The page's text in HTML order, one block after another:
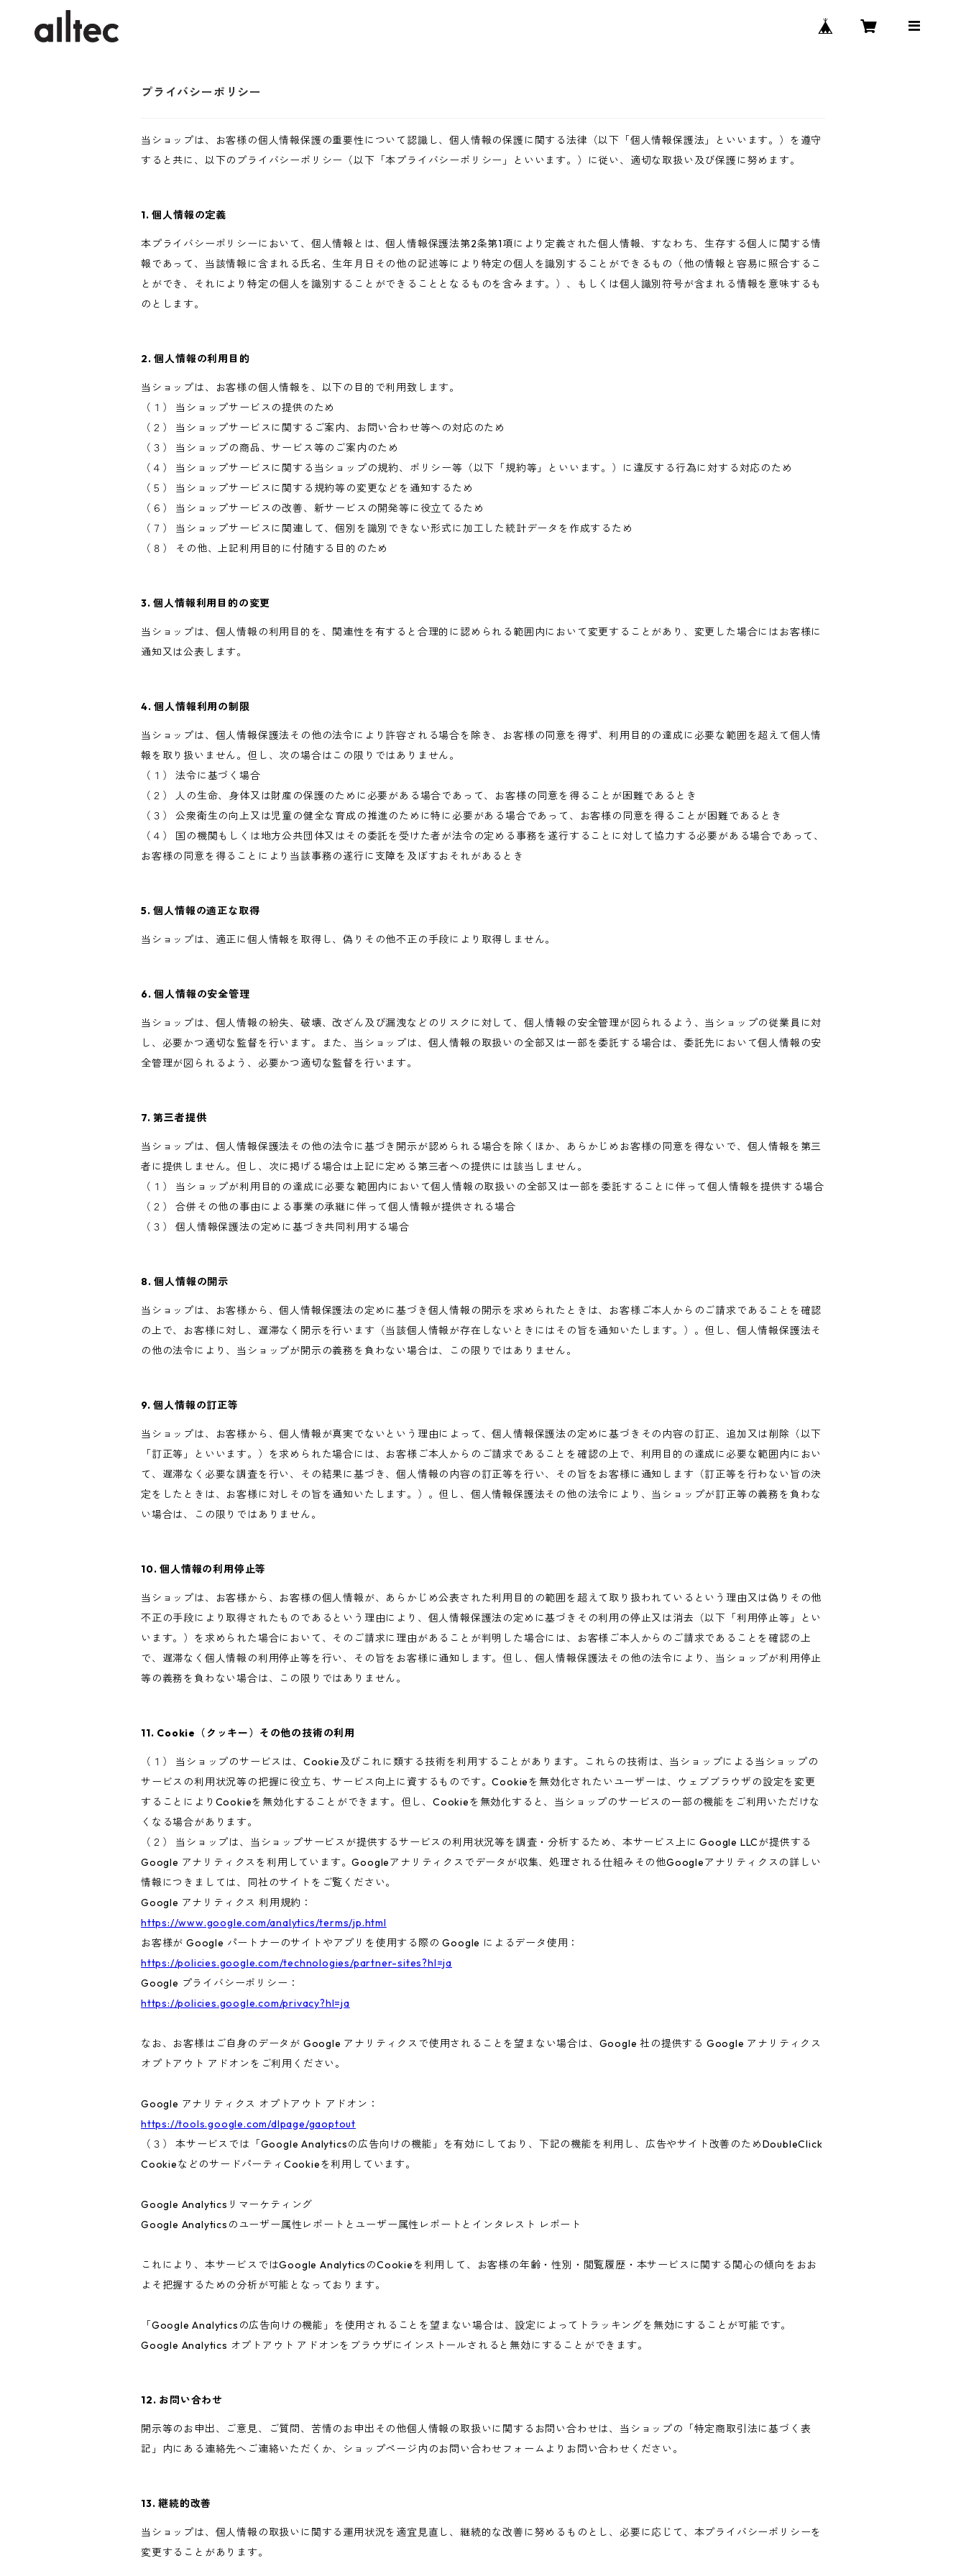
プライバシーポリシー
当ショップは、お客様の個人情報保護の重要性について認識し、個人情報の保護に関する法律（以下「個人情報保護法」といいます。）を遵守
すると共に、以下のプライバシーポリシー（以下「本プライバシーポリシー」といいます。）に従い、適切な取扱い及び保護に努めます。
1. 個人情報の定義
本プライバシーポリシーにおいて、個人情報とは、個人情報保護法第2条第1項により定義された個人情報、すなわち、生存する個人に関する情
報であって、当該情報に含まれる氏名、生年月日その他の記述等により特定の個人を識別することができるもの（他の情報と容易に照合するこ
とができ、それにより特定の個人を識別することができることとなるものを含みます。）、もしくは個人識別符号が含まれる情報を意味するも
のとします。
2. 個人情報の利用目的
当ショップは、お客様の個人情報を、以下の目的で利用致します。
（１） 当ショップサービスの提供のため
（２） 当ショップサービスに関するご案内、お問い合わせ等への対応のため
（３） 当ショップの商品、サービス等のご案内のため
（４） 当ショップサービスに関する当ショップの規約、ポリシー等（以下「規約等」といいます。）に違反する行為に対する対応のため
（５） 当ショップサービスに関する規約等の変更などを通知するため
（６） 当ショップサービスの改善、新サービスの開発等に役立てるため
（７） 当ショップサービスに関連して、個別を識別できない形式に加工した統計データを作成するため
（８） その他、上記利用目的に付随する目的のため
3. 個人情報利用目的の変更
当ショップは、個人情報の利用目的を、関連性を有すると合理的に認められる範囲内において変更することがあり、変更した場合にはお客様に
通知又は公表します。
4. 個人情報利用の制限
当ショップは、個人情報保護法その他の法令により許容される場合を除き、お客様の同意を得ず、利用目的の達成に必要な範囲を超えて個人情
報を取り扱いません。但し、次の場合はこの限りではありません。
（１） 法令に基づく場合
（２） 人の生命、身体又は財産の保護のために必要がある場合であって、お客様の同意を得ることが困難であるとき
（３） 公衆衛生の向上又は児童の健全な育成の推進のために特に必要がある場合であって、お客様の同意を得ることが困難であるとき
（４） 国の機関もしくは地方公共団体又はその委託を受けた者が法令の定める事務を遂行することに対して協力する必要がある場合であって、
お客様の同意を得ることにより当該事務の遂行に支障を及ぼすおそれがあるとき
5. 個人情報の適正な取得
当ショップは、適正に個人情報を取得し、偽りその他不正の手段により取得しません。
6. 個人情報の安全管理
当ショップは、個人情報の紛失、破壊、改ざん及び漏洩などのリスクに対して、個人情報の安全管理が図られるよう、当ショップの従業員に対
し、必要かつ適切な監督を行います。また、当ショップは、個人情報の取扱いの全部又は一部を委託する場合は、委託先において個人情報の安
全管理が図られるよう、必要かつ適切な監督を行います。
7. 第三者提供
当ショップは、個人情報保護法その他の法令に基づき開示が認められる場合を除くほか、あらかじめお客様の同意を得ないで、個人情報を第三
者に提供しません。但し、次に掲げる場合は上記に定める第三者への提供には該当しません。
（１） 当ショップが利用目的の達成に必要な範囲内において個人情報の取扱いの全部又は一部を委託することに伴って個人情報を提供する場合
（２） 合併その他の事由による事業の承継に伴って個人情報が提供される場合
（３） 個人情報保護法の定めに基づき共同利用する場合
8. 個人情報の開示
当ショップは、お客様から、個人情報保護法の定めに基づき個人情報の開示を求められたときは、お客様ご本人からのご請求であることを確認
の上で、お客様に対し、遅滞なく開示を行います（当該個人情報が存在しないときにはその旨を通知いたします。）。但し、個人情報保護法そ
の他の法令により、当ショップが開示の義務を負わない場合は、この限りではありません。
9. 個人情報の訂正等
当ショップは、お客様から、個人情報が真実でないという理由によって、個人情報保護法の定めに基づきその内容の訂正、追加又は削除（以下
「訂正等」といいます。）を求められた場合には、お客様ご本人からのご請求であることを確認の上で、利用目的の達成に必要な範囲内におい
て、遅滞なく必要な調査を行い、その結果に基づき、個人情報の内容の訂正等を行い、その旨をお客様に通知します（訂正等を行わない旨の決
定をしたときは、お客様に対しその旨を通知いたします。）。但し、個人情報保護法その他の法令により、当ショップが訂正等の義務を負わな
い場合は、この限りではありません。
10. 個人情報の利用停止等
当ショップは、お客様から、お客様の個人情報が、あらかじめ公表された利用目的の範囲を超えて取り扱われているという理由又は偽りその他
不正の手段により取得されたものであるという理由により、個人情報保護法の定めに基づきその利用の停止又は消去（以下「利用停止等」とい
います。）を求められた場合において、そのご請求に理由があることが判明した場合には、お客様ご本人からのご請求であることを確認の上
で、遅滞なく個人情報の利用停止等を行い、その旨をお客様に通知します。但し、個人情報保護法その他の法令により、当ショップが利用停止
等の義務を負わない場合は、この限りではありません。
11. Cookie（クッキー）その他の技術の利用
（１） 当ショップのサービスは、Cookie及びこれに類する技術を利用することがあります。これらの技術は、当ショップによる当ショップの
サービスの利用状況等の把握に役立ち、サービス向上に資するものです。Cookieを無効化されたいユーザーは、ウェブブラウザの設定を変更
することによりCookieを無効化することができます。但し、Cookieを無効化すると、当ショップのサービスの一部の機能をご利用いただけな
くなる場合があります。
（２） 当ショップは、当ショップサービスが提供するサービスの利用状況等を調査・分析するため、本サービス上に Google LLCが提供する
Google アナリティクスを利用しています。Googleアナリティクスでデータが収集、処理される仕組みその他Googleアナリティクスの詳しい
情報につきましては、同社のサイトをご覧ください。
Google アナリティクス 利用規約：
https://www.google.com/analytics/terms/jp.html
お客様が Google パートナーのサイトやアプリを使用する際の Google によるデータ使用：
https://policies.google.com/technologies/partner-sites?hl=ja
Google プライバシーポリシー：
https://policies.google.com/privacy?hl=ja
なお、お客様はご自身のデータが Google アナリティクスで使用されることを望まない場合は、Google 社の提供する Google アナリティクス
オプトアウト アドオンをご利用ください。
Google アナリティクス オプトアウト アドオン：
https://tools.google.com/dlpage/gaoptout
（３） 本サービスでは「Google Analyticsの広告向けの機能」を有効にしており、下記の機能を利用し、広告やサイト改善のためDoubleClick
CookieなどのサードパーティCookieを利用しています。
Google Analyticsリマーケティング
Google Analyticsのユーザー属性レポートとユーザー属性レポートとインタレスト レポート
これにより、本サービスではGoogle AnalyticsのCookieを利用して、お客様の年齢・性別・閲覧履歴・本サービスに関する関心の傾向をおお
よそ把握するための分析が可能となっております。
「Google Analyticsの広告向けの機能」を使用されることを望まない場合は、設定によってトラッキングを無効にすることが可能です。
Google Analytics オプトアウト アドオンをブラウザにインストールされると無効にすることができます。
12. お問い合わせ
開示等のお申出、ご意見、ご質問、苦情のお申出その他個人情報の取扱いに関するお問い合わせは、当ショップの「特定商取引法に基づく表
記」内にある連絡先へご連絡いただくか、ショップページ内のお問い合わせフォームよりお問い合わせください。
13. 継続的改善
当ショップは、個人情報の取扱いに関する運用状況を適宜見直し、継続的な改善に努めるものとし、必要に応じて、本プライバシーポリシーを
変更することがあります。